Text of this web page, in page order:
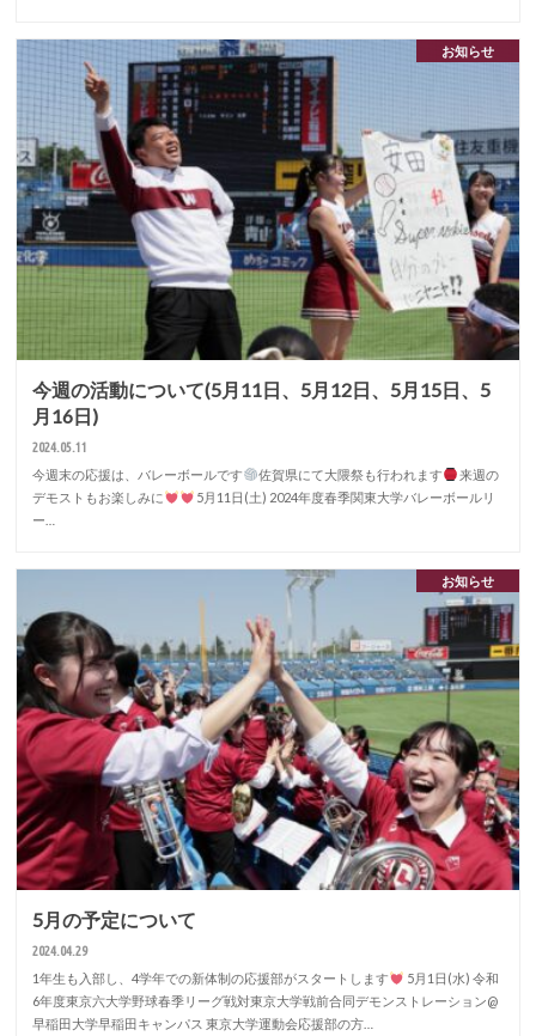
お知らせ
今週の活動について(5月11日、5月12日、5月15日、5
月16日)
2024.05.11
今週末の応援は、バレーボールです
佐賀県にて大隈祭も行われます
来週の
デモストもお楽しみに
5月11日(土) 2024年度春季関東大学バレーボールリ
ー…
お知らせ
5月の予定について
2024.04.29
1年生も入部し、4学年での新体制の応援部がスタートします
5月1日(水) 令和
6年度東京六大学野球春季リーグ戦対東京大学戦前合同デモンストレーション@
早稲田大学早稲田キャンパス 東京大学運動会応援部の方…